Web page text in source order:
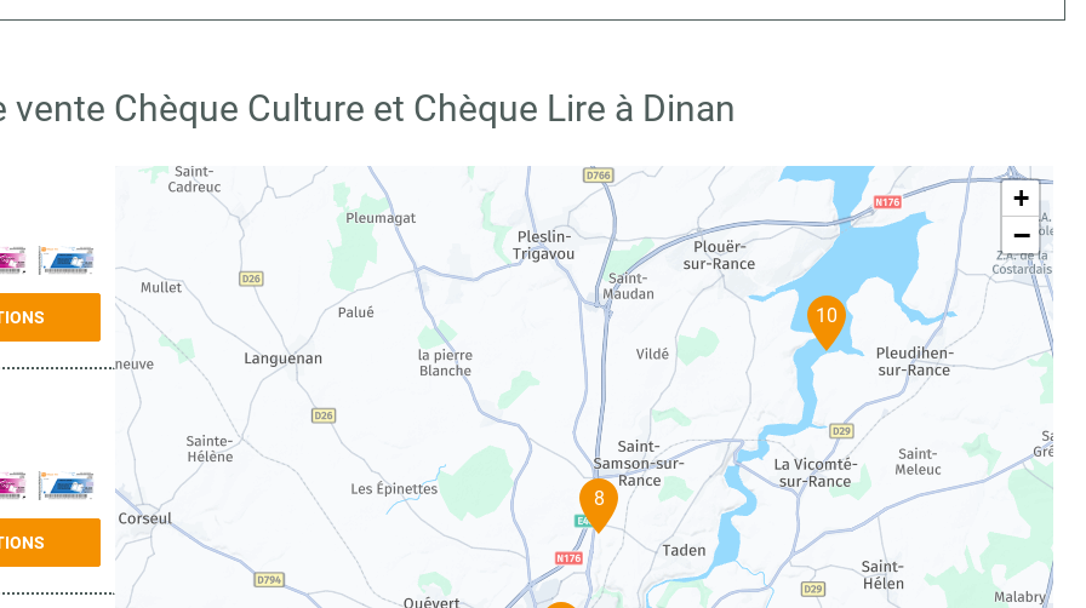
vente Chèque Culture et Chèque Lire à Dinan
10
8
+
−